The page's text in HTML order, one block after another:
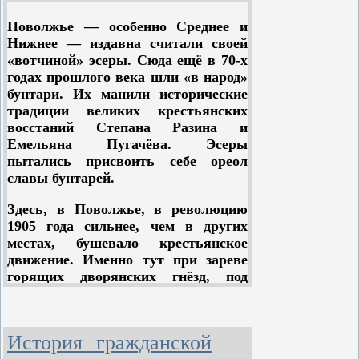
около 40 эсеров.
день после победы пролетарской
революции.
Директива Центрального Комитета
застала уральских большевиков
подготовленными. На VI съезд
большевиков Урал послал 22
делегата. Решения съезда дали
боевую зарядку местным
партийным организациям.
офицеры, изгнанные из воинских
частей солдатами. Здесь в октябре
1917 года был создан Юго-
восточный союз из кубанских,
донских, терских и астраханских
казачьих войск, из горцев
Северного Кавказа и степных
народов Донской области и
Астраханской губернии; этот союз
должен был стать одной из плотин
для борьбы с пролетарской
революцией.
Большевистские организации
Донской области, и прежде всего
ростовская организация, вели
масс.
Поволжье — особенно Среднее и
Нижнее — издавна считали своей
«вотчиной» эсеры. Сюда ещё в 70-х
годах прошлого века шли «в народ»
бунтари. Их манили исторические
традиции великих крестьянских
восстаний Степана Разина и
Емельяна Пугачёва. Эсеры
пытались присвоить себе ореол
славы бунтарей.
Здесь, в Поволжье, в революцию
1905 года сильнее, чем в других
местах, бушевало крестьянское
движение. Именно тут при зареве
горящих дворянских гнёзд, под
борьбы с крестьянским восстанием.
Возведённый царём Николаем II из
История гражданской